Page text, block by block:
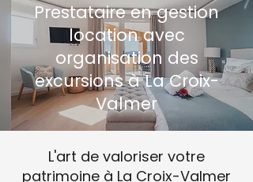
Prestataire en gestion
location avec
organisation des
excursions à La Croix-
Valmer
L'art de valoriser votre
patrimoine à La Croix-Valmer